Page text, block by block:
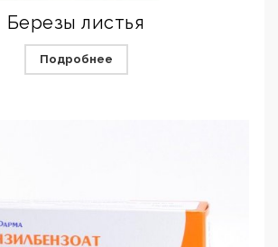
Березы листья
Подробнее